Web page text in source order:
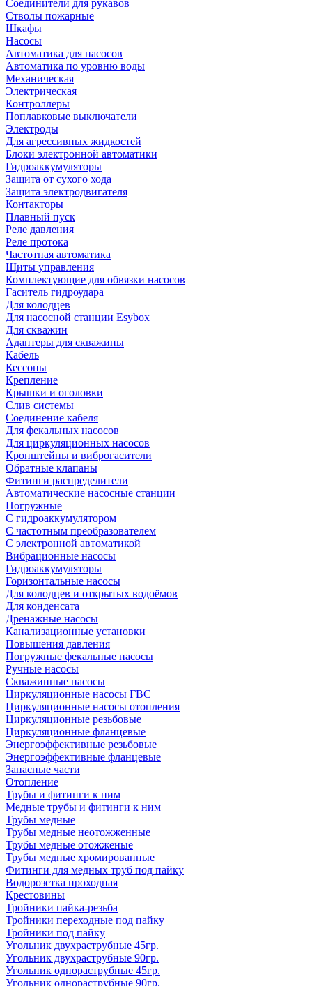
Соединители для рукавов
Стволы пожарные
Шкафы
Насосы
Автоматика для насосов
Автоматика по уровню воды
Механическая
Электрическая
Контроллеры
Поплавковые выключатели
Электроды
Для агрессивных жидкостей
Блоки электронной автоматики
Гидроаккумуляторы
Защита от сухого хода
Защита электродвигателя
Контакторы
Плавный пуск
Реле давления
Реле протока
Частотная автоматика
Щиты управления
Комплектующие для обвязки насосов
Гаситель гидроудара
Для колодцев
Для насосной станции Esybox
Для скважин
Адаптеры для скважины
Кабель
Кессоны
Крепление
Крышки и оголовки
Слив системы
Соединение кабеля
Для фекальных насосов
Для циркуляционных насосов
Кронштейны и виброгасители
Обратные клапаны
Фитинги распределители
Автоматические насосные станции
Погружные
С гидроаккумулятором
С частотным преобразователем
С электронной автоматикой
Вибрационные насосы
Гидроаккумуляторы
Горизонтальные насосы
Для колодцев и открытых водоёмов
Для конденсата
Дренажные насосы
Канализационные установки
Повышения давления
Погружные фекальные насосы
Ручные насосы
Скважинные насосы
Циркуляционные насосы ГВС
Циркуляционные насосы отопления
Циркуляционные резьбовые
Циркуляционные фланцевые
Энергоэффективные резьбовые
Энергоэффективные фланцевые
Запасные части
Отопление
Трубы и фитинги к ним
Медные трубы и фитинги к ним
Трубы медные
Трубы медные неотожженные
Трубы медные отожженые
Трубы медные хромированные
Фитинги для медных труб под пайку
Водорозетка проходная
Крестовины
Тройники пайка-резьба
Тройники переходные под пайку
Тройники под пайку
Угольник двухраструбные 45гр.
Угольник двухраструбные 90гр.
Угольник однораструбные 45гр.
Угольник однораструбные 90гр.